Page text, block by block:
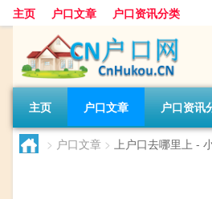
主页 户口文章 户口资讯分类
主页 户口文章 户口资讯
> 户口文章 > 上户口去哪里上 -